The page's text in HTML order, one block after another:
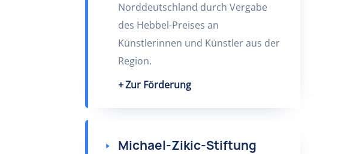
Norddeutschland durch Vergabe
des Hebbel-Preises an
Künstlerinnen und Künstler aus der
Region.
Zur Förderung
Michael-Zikic-Stiftung